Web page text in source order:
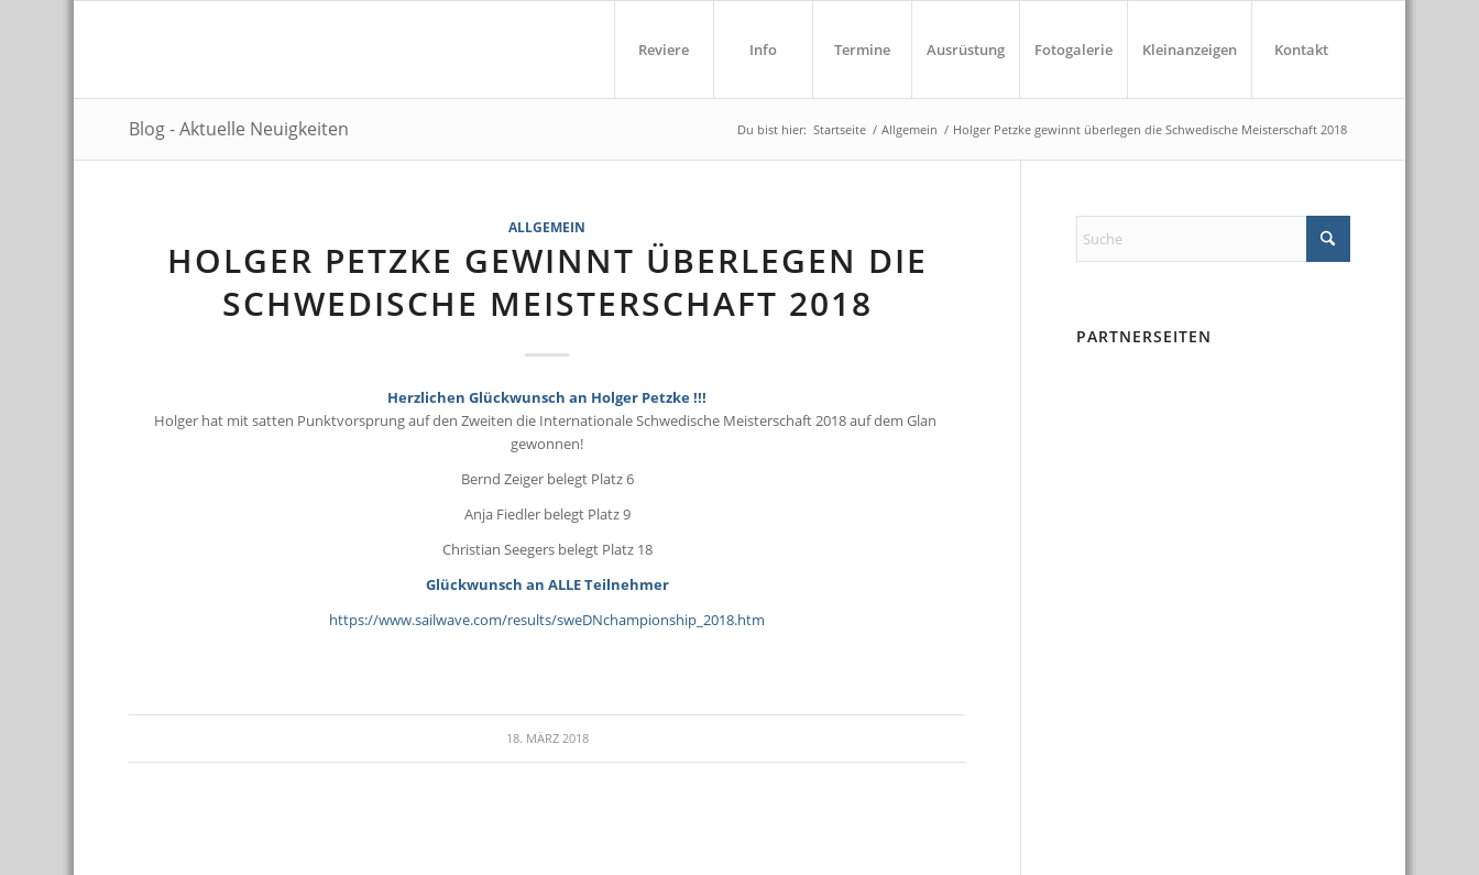
Reviere Info Termine Ausrüstung Fotogalerie Kleinanzeigen Kontakt
Blog - Aktuelle Neuigkeiten Du bist hier: Startseite / Allgemein / Holger Petzke gewinnt überlegen die Schwedische Meisterschaft 2018
ALLGEMEIN
HOLGER PETZKE GEWINNT ÜBERLEGEN DIE
SCHWEDISCHE MEISTERSCHAFT 2018
Herzlichen Glückwunsch an Holger Petzke !!!
Holger hat mit satten Punktvorsprung auf den Zweiten die Internationale Schwedische Meisterschaft 2018 auf dem Glan
gewonnen!
Bernd Zeiger belegt Platz 6
Anja Fiedler belegt Platz 9
Christian Seegers belegt Platz 18
Glückwunsch an ALLE Teilnehmer
https://www.sailwave.com/results/sweDNchampionship_2018.htm
18. MÄRZ 2018
PARTNERSEITEN